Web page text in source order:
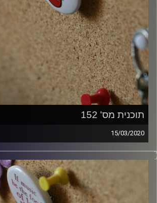
תוכנית מס' 152
15/03/2020
קלאסיקות רוק עם אורן הוף.
włodi